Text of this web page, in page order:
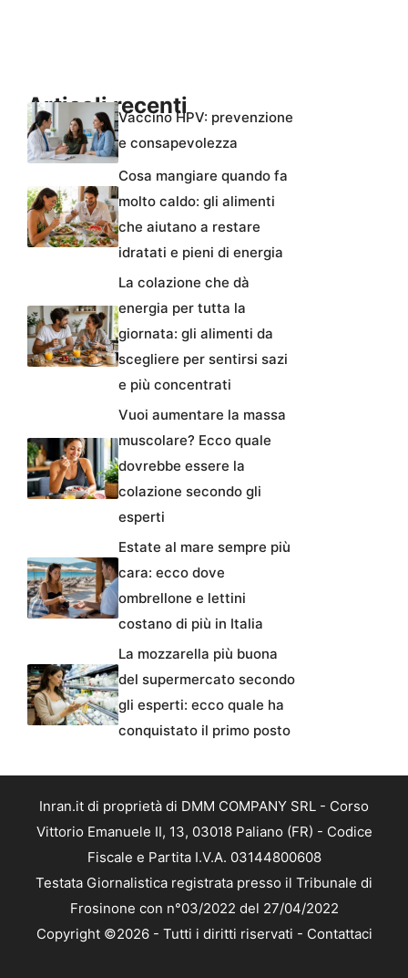
Articoli recentiVaccino HPV: prevenzione
e consapevolezza
Cosa mangiare quando fa
molto caldo: gli alimenti
che aiutano a restare
idratati e pieni di energia
La colazione che dà
energia per tutta la
giornata: gli alimenti da
scegliere per sentirsi sazi
e più concentrati
Vuoi aumentare la massa
muscolare? Ecco quale
dovrebbe essere la
colazione secondo gli
esperti
Estate al mare sempre più
cara: ecco dove
ombrellone e lettini
costano di più in Italia
La mozzarella più buona
del supermercato secondo
gli esperti: ecco quale ha
conquistato il primo posto
Inran.it di proprietà di DMM COMPANY SRL - Corso
Vittorio Emanuele II, 13, 03018 Paliano (FR) - Codice
Fiscale e Partita I.V.A. 03144800608
Testata Giornalistica registrata presso il Tribunale di
Frosinone con n°03/2022 del 27/04/2022
Copyright ©2026 - Tutti i diritti riservati - Contattaci